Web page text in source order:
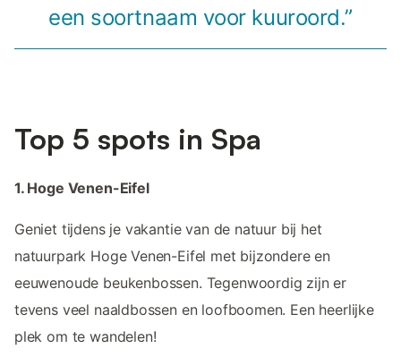
een soortnaam voor kuuroord.”
Top 5 spots in Spa
1. Hoge Venen-Eifel
Geniet tijdens je vakantie van de natuur bij het
natuurpark Hoge Venen-Eifel met bijzondere en
eeuwenoude beukenbossen. Tegenwoordig zijn er
tevens veel naaldbossen en loofboomen. Een heerlijke
plek om te wandelen!